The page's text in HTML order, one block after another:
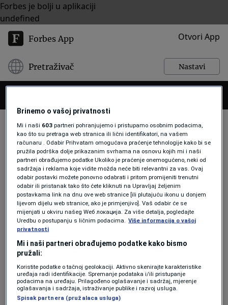
Forbes je bolji u aplikaciji
undefined
Forbes App Otvori App
Pretraživač Nastavi
BH AKADEMSKI IMENIK
AKTUELNOSTI
Kretanje cijena za ramazan:
Kilogram pilećeg filea ponovo u
nekim prodavnicama 15 KM,
najjeftiniji iftarski meni 25 KM
Doktori nauka iz BiH volonterski
kreirali prvu digitalnu platformu za
naučnike
Gana Forić
Brinemo o vašoj privatnosti
Mi i naši 603 partneri pohranjujemo i pristupamo osobnim podacima,
kao što su pretraga web stranica ili lični identifikatori, na vašem
računaru . Odabir Prihvatam omogućava praćenje tehnologije kako bi se
pružila podrška dolje prikazanim svrhama na osnovu kojih mi i naši
partneri obrađujemo podatke Ukoliko je praćenje onemogućeno, neki od
sadržaja i reklama koje vidite možda neće biti relevantni za vas. Ovaj
odabir postavki možete ponovno odabrati i pritom promijeniti trenutni
odabir ili pristanak tako što ćete kliknuti na Upravljaj željenim
postavkama link na dnu ove web stranice [ili plutajuću ikonu u donjem
lijevom dijelu web stranice, ako je primjenjivo]. Vaš odabir će se
mijenjati u okviru našeg Wеб локација. Za više detalja, pogledajte
Uredbu o postupanju s ličnim podacima.
Više informacija o vašoj
privatnosti
Mi i naši partneri obrađujemo podatke kako bismo
pružali:
Koristite podatke o tačnoj geolokaciji. Aktivno skenirajte karakteristike
uređaja radi identifikacije. Spremanje podataka i/ili pristupanje
podacima na uređaju. Prilagođeno oglašavanje i sadržaj, mjerenje
oglašavanja i sadržaja, istraživanje publike i razvoj usluga.
Spisak partnera (pružalaca usluga)